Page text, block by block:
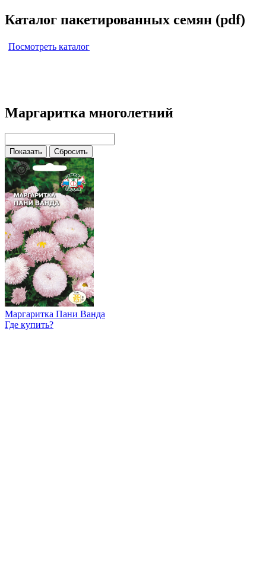
Каталог пакетированных семян (pdf)
Посмотреть каталог
Маргаритка многолетний
Маргаритка Пани Ванда
Где купить?